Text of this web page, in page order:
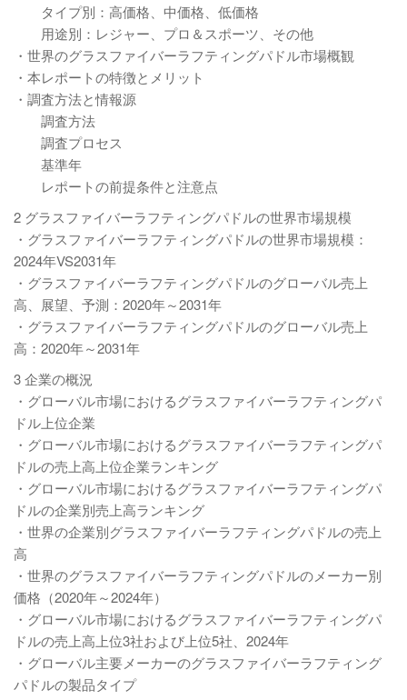
タイプ別：高価格、中価格、低価格
用途別：レジャー、プロ＆スポーツ、その他
・世界のグラスファイバーラフティングパドル市場概観
・本レポートの特徴とメリット
・調査方法と情報源
調査方法
調査プロセス
基準年
レポートの前提条件と注意点
2 グラスファイバーラフティングパドルの世界市場規模
・グラスファイバーラフティングパドルの世界市場規模：
2024年VS2031年
・グラスファイバーラフティングパドルのグローバル売上
高、展望、予測：2020年～2031年
・グラスファイバーラフティングパドルのグローバル売上
高：2020年～2031年
3 企業の概況
・グローバル市場におけるグラスファイバーラフティングパ
ドル上位企業
・グローバル市場におけるグラスファイバーラフティングパ
ドルの売上高上位企業ランキング
・グローバル市場におけるグラスファイバーラフティングパ
ドルの企業別売上高ランキング
・世界の企業別グラスファイバーラフティングパドルの売上
高
・世界のグラスファイバーラフティングパドルのメーカー別
価格（2020年～2024年）
・グローバル市場におけるグラスファイバーラフティングパ
ドルの売上高上位3社および上位5社、2024年
・グローバル主要メーカーのグラスファイバーラフティング
パドルの製品タイプ